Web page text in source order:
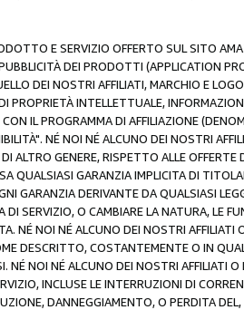
E SERVIZIO OFFERTO SUL SITO
DEI PRODOTTI (APPLICATION
DEI NOSTRI AFFILIATI, MARCHIO E
PROPRIETÀ INTELLETTUALE,
IL PROGRAMMA DI AFFILIAZIONE
NÉ NOI NÉ ALCUNO DEI NOSTRI
ALTRO GENERE, RISPETTO ALLE
QUALSIASI GARANZIA IMPLICITA DI
GARANZIA DERIVANTE DA QUALSIASI
SERVIZIO, O CAMBIARE LA NATURA, LE
NÉ NOI NÉ ALCUNO DEI NOSTRI AFFILIATI
DESCRITTO, COSTANTEMENTE O IN
NÉ NOI NÉ ALCUNO DEI NOSTRI AFFILIATI
INCLUSE LE INTERRUZIONI DI
DANNEGGIAMENTO, O PERDITA